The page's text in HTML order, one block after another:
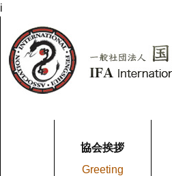
i
協会挨拶
Greeting